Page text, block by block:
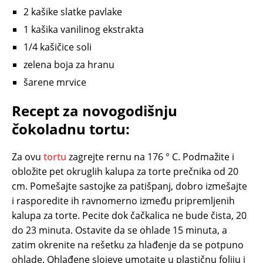
2 kašike slatke pavlake
1 kašika vanilinog ekstrakta
1/4 kašičice soli
zelena boja za hranu
šarene mrvice
Recept za novogodišnju
čokoladnu tortu:
Za ovu tortu zagrejte rernu na 176 ° C. Podmažite i
obložite pet okruglih kalupa za torte prečnika od 20
cm. Pomešajte sastojke za patišpanj, dobro izmešajte
i rasporedite ih ravnomerno između pripremljenih
kalupa za torte. Pecite dok čačkalica ne bude čista, 20
do 23 minuta. Ostavite da se ohlade 15 minuta, a
zatim okrenite na rešetku za hlađenje da se potpuno
ohlade. Ohlađene slojeve umotajte u plastičnu foliju i